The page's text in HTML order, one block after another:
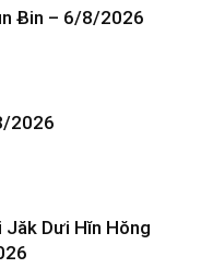
Ƀin – 6/8/2026
2026
Jăk Dưi Hĭn Hŏng